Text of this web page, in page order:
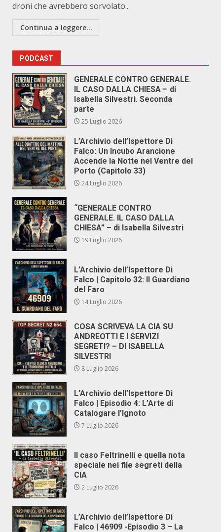
droni che avrebbero sorvolato...
Continua a leggere...
PODCAST
GENERALE CONTRO GENERALE.
IL CASO DALLA CHIESA – di
Isabella Silvestri. Seconda
parte
25 Luglio 2026
L’Archivio dell’Ispettore Di
Falco: Un Incubo Arancione
Accende la Notte nel Ventre del
Porto (Capitolo 33)
24 Luglio 2026
“GENERALE CONTRO
GENERALE. IL CASO DALLA
CHIESA” – di Isabella Silvestri
19 Luglio 2026
L’Archivio dell’Ispettore Di
Falco | Capitolo 32: Il Guardiano
del Faro
14 Luglio 2026
COSA SCRIVEVA LA CIA SU
ANDREOTTI E I SERVIZI
SEGRETI? – DI ISABELLA
SILVESTRI
8 Luglio 2026
L’Archivio dell’Ispettore Di
Falco | Episodio 4: L’Arte di
Catalogare l’Ignoto
7 Luglio 2026
Il caso Feltrinelli e quella nota
speciale nei file segreti della
CIA
2 Luglio 2026
L’Archivio dell’Ispettore Di
Falco | 46909 -Episodio 3 – La